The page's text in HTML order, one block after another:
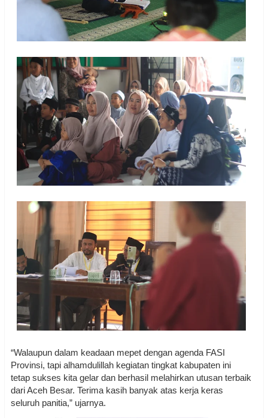
“Walaupun dalam keadaan mepet dengan agenda FASI
Provinsi, tapi alhamdulillah kegiatan tingkat kabupaten ini
tetap sukses kita gelar dan berhasil melahirkan utusan terbaik
dari Aceh Besar. Terima kasih banyak atas kerja keras
seluruh panitia,” ujarnya.